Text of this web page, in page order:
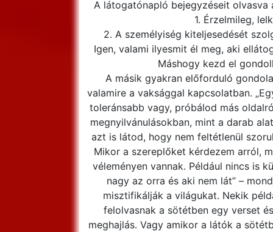
A látogatónapló bejegyzéseit
1. Érzelmileg,
2. A személyiség kiteljesedését
Igen, valami ilyesmit él meg, aki
Máshogy kezd el
A másik gyakran előforduló
valamire a vaksággal kapcsolatban.
toleránsabb vagy, próbálod más
megnyilvánulásokban, mint a darab
azt is látod, hogy nem feltétlenül
Mikor a szereplőket kérdezem arról,
véleményen vannak. Például nincs is
nagy az orra és aki nem lát” –
misztifikálják a világukat. Nekik
felolvasnak a sötétben egy verset
meghajlás. Vagy amikor a látók a